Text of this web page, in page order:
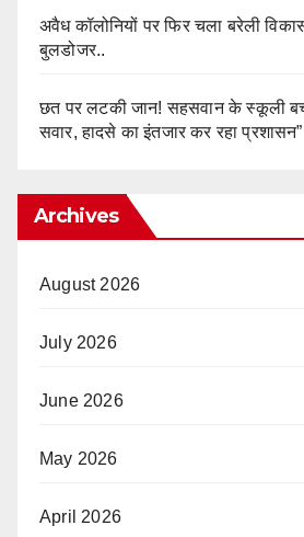
अवैध कॉलोनियों पर फिर चला बरेली
बुलडोजर..
छत पर लटकी जान! सहसवान के स्कूली
सवार, हादसे का इंतजार कर रहा प्रशासन”
Archives
August 2026
July 2026
June 2026
May 2026
April 2026